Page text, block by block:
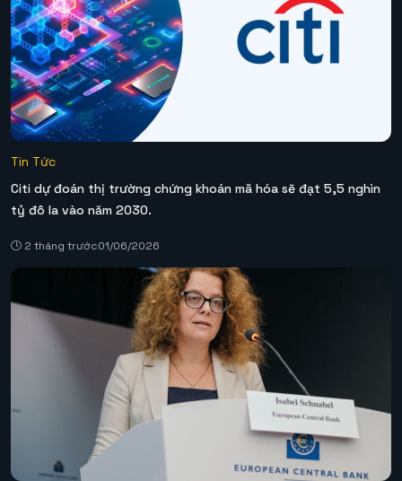
Tin Tức
Citi dự đoán thị trường chứng khoán mã hóa sẽ đạt 5,5 nghìn
tỷ đô la vào năm 2030.
2 tháng trước01/06/2026